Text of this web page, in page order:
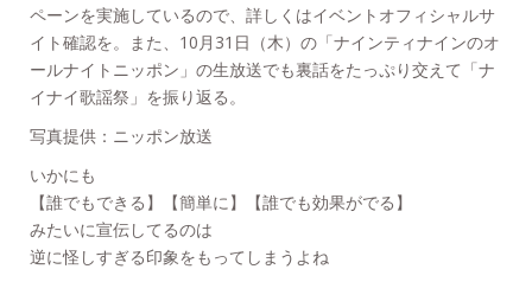
ペーンを実施しているので、詳しくはイベントオフィシャルサ
イト確認を。また、10月31日（木）の「ナインティナインのオ
ールナイトニッポン」の生放送でも裏話をたっぷり交えて「ナ
イナイ歌謡祭」を振り返る。
写真提供：ニッポン放送
いかにも
【誰でもできる】【簡単に】【誰でも効果がでる】
みたいに宣伝してるのは
逆に怪しすぎる印象をもってしまうよね